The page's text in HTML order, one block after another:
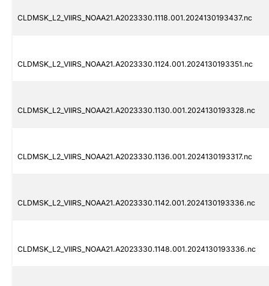
CLDMSK_L2_VIIRS_NOAA21.A2023330.1118.001.2024130193437.nc
CLDMSK_L2_VIIRS_NOAA21.A2023330.1124.001.2024130193351.nc
CLDMSK_L2_VIIRS_NOAA21.A2023330.1130.001.2024130193328.nc
CLDMSK_L2_VIIRS_NOAA21.A2023330.1136.001.2024130193317.nc
CLDMSK_L2_VIIRS_NOAA21.A2023330.1142.001.2024130193336.nc
CLDMSK_L2_VIIRS_NOAA21.A2023330.1148.001.2024130193336.nc